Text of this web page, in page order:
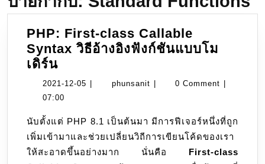
PHP: First-class Callable
Syntax วิธีอ้างอิงฟังก์ชันแบบโม
เดิร์นPHP:
First-
class
Syntax
วิธี
อ้างอิง
2021-12-05 2021- phunsanit phunsanit0 Comment
07:00
นับตั้งแต่ PHP 8.1 เป็นต้นมา มีการฟีเจอร์หนึ่งที่ถูก
เพิ่มเข้ามาและช่วยเปลี่ยนวิถีการเขียนโค้ดของเรา
ให้สะอาดขึ้นอย่างมาก นั่นคือ First-class